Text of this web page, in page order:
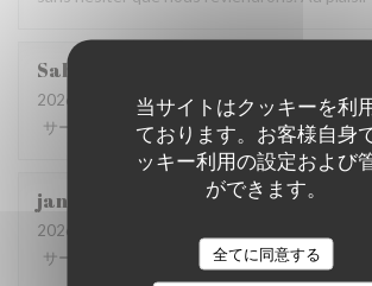
当サイトはクッキーを利
ております。お客様自身
ッキー利用の設定および
ができます。
全てに同意する
Sabrina
2026-07-25
- 21:00 - ゲスト 2
サービス
/5 雰囲気 4 /5 メニュー:4/5 品質
jan
2026-07-28
サービス
/5 メニュー:3/5